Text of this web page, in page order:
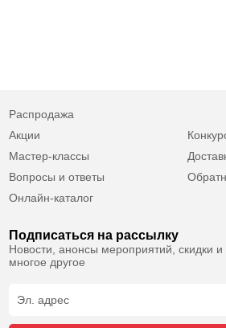
Подписаться на рассылку
Новости, анонсы мероприятий, скидки и
многое другое
Распродажа
Акции
Мастер-классы
Вопросы и ответы
Онлайн-каталог